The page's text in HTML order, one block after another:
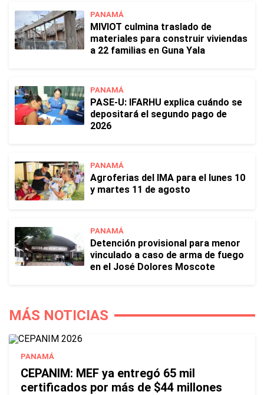
PANAMÁ
MIVIOT culmina traslado de
materiales para construir viviendas
a 22 familias en Guna Yala
PANAMÁ
PASE-U: IFARHU explica cuándo se
depositará el segundo pago de
2026
PANAMÁ
Agroferias del IMA para el lunes 10
y martes 11 de agosto
PANAMÁ
Detención provisional para menor
vinculado a caso de arma de fuego
en el José Dolores Moscote
MÁS NOTICIAS
PANAMÁ
CEPANIM: MEF ya entregó 65 mil
certificados por más de $44 millones